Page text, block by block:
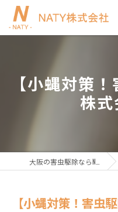
【小蝿対策
株
【小蝿対策！害虫